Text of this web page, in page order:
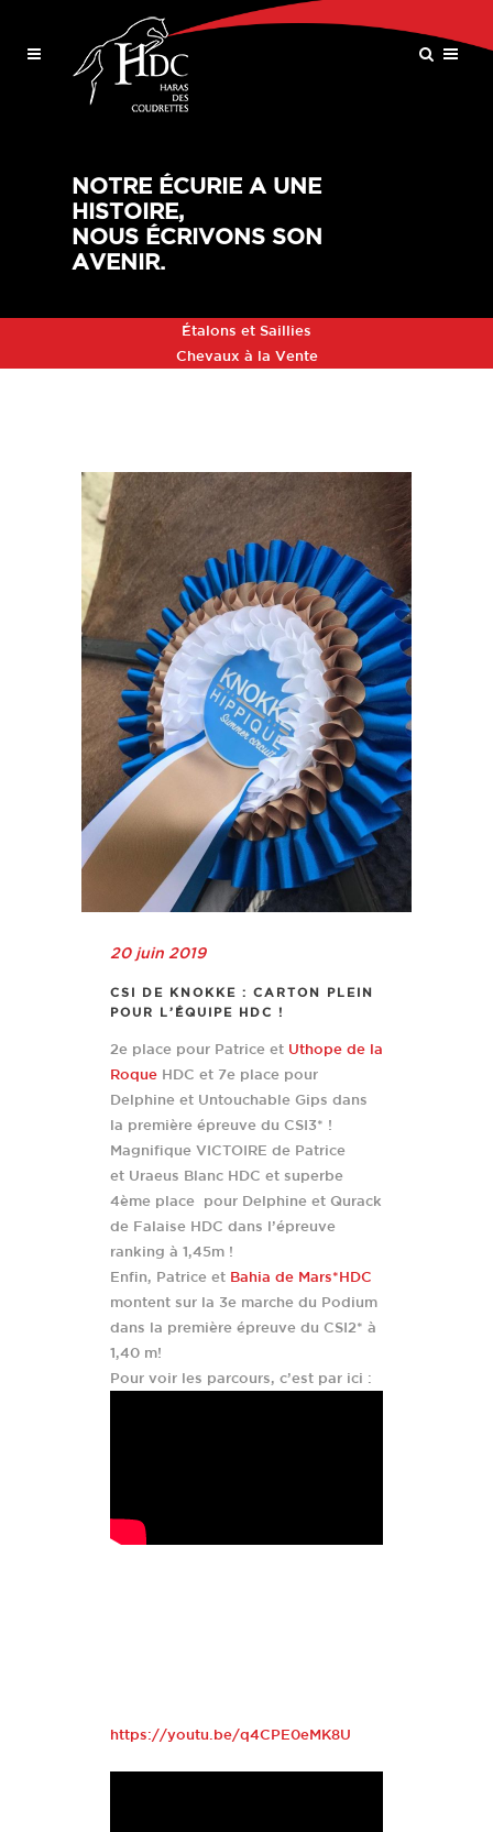
NOTRE ÉCURIE A UNE
HISTOIRE,
NOUS ÉCRIVONS SON
AVENIR.
Étalons et Saillies
Chevaux à la Vente
20 juin 2019
CSI DE KNOKKE : CARTON PLEIN
POUR L’ÉQUIPE HDC !
2e place pour Patrice et Uthope de la
Roque HDC et 7e place pour
Delphine et Untouchable Gips dans
la première épreuve du CSI3* !
Magnifique VICTOIRE de Patrice
et Uraeus Blanc HDC et superbe
4ème place pour Delphine et Qurack
de Falaise HDC dans l’épreuve
ranking à 1,45m !
Enfin, Patrice et Bahia de Mars*HDC
montent sur la 3e marche du Podium
dans la première épreuve du CSI2* à
1,40 m!
Pour voir les parcours, c’est par ici :
https://youtu.be/q4CPE0eMK8U